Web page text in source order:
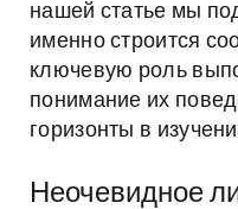
нашей статье мы
именно строится
ключевую роль
понимание их
горизонты в
Неочевидное